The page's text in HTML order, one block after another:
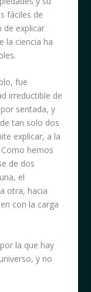
fáciles de
de explicar
la ciencia ha
fue
irreductible de
sentada, y
tan solo dos
explicar, a la
hemos
de dos
el
otra, hacia
con la carga
la que hay
y no